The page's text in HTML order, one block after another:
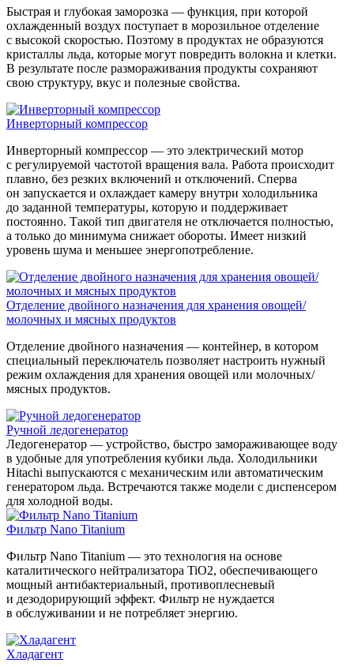
Быстрая и глубокая заморозка — функция, при которой
охлажденный воздух поступает в морозильное отделение
с высокой скоростью. Поэтому в продуктах не образуются
кристаллы льда, которые могут повредить волокна и клетки.
В результате после размораживания продукты сохраняют
свою структуру, вкус и полезные свойства.
Инверторный компрессор
Инверторный компрессор — это электрический мотор
с регулируемой частотой вращения вала. Работа происходит
плавно, без резких включений и отключений. Сперва
он запускается и охлаждает камеру внутри холодильника
до заданной температуры, которую и поддерживает
постоянно. Такой тип двигателя не отключается полностью,
а только до минимума снижает обороты. Имеет низкий
уровень шума и меньшее энергопотребление.
Отделение двойного назначения для хранения овощей/
молочных и мясных продуктов
Отделение двойного назначения — контейнер, в котором
специальный переключатель позволяет настроить нужный
режим охлаждения для хранения овощей или молочных/
мясных продуктов.
Ручной ледогенератор
Ледогенератор — устройство, быстро замораживающее воду
в удобные для употребления кубики льда. Холодильники
Hitachi выпускаются с механическим или автоматическим
генератором льда. Встречаются также модели с диспенсером
для холодной воды.
Фильтр Nano Titanium
Фильтр Nano Titanium — это технология на основе
каталитического нейтрализатора TiO2, обеспечивающего
мощный антибактериальный, противоплесневый
и дезодорирующий эффект. Фильтр не нуждается
в обслуживании и не потребляет энергию.
Хладагент